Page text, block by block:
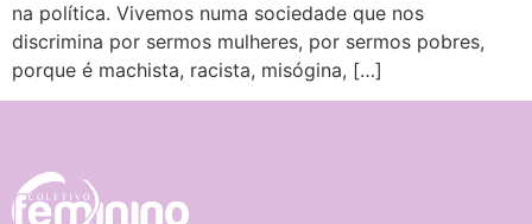
na política. Vivemos numa sociedade que nos
discrimina por sermos mulheres, por sermos pobres,
porque é machista, racista, misógina, […]